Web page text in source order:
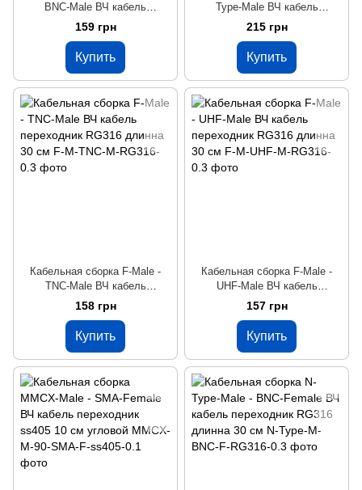
BNC-Male ВЧ кабель
переходник RG316 длинна 30
159 грн
Купить
Type-Male ВЧ кабель
переходник RG316 длинна 30
215 грн
Купить
Кабельная сборка F-Male -
TNC-Male ВЧ кабель
переходник RG316 длинна 30
158 грн
Купить
Кабельная сборка F-Male -
UHF-Male ВЧ кабель
переходник RG316 длинна 30
157 грн
Купить